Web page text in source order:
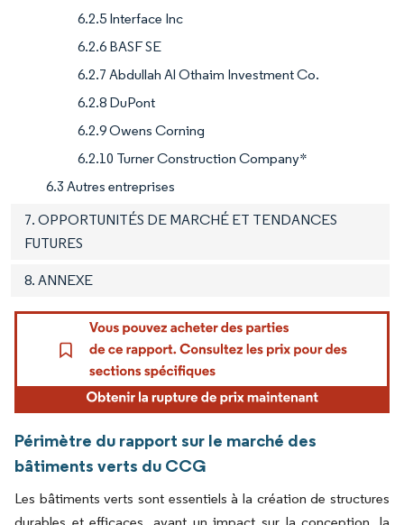
6.2.5 Interface Inc
6.2.6 BASF SE
6.2.7 Abdullah Al Othaim Investment Co.
6.2.8 DuPont
6.2.9 Owens Corning
6.2.10 Turner Construction Company*
6.3 Autres entreprises
7. OPPORTUNITÉS DE MARCHÉ ET TENDANCES
FUTURES
8. ANNEXE
Périmètre du rapport sur le marché des
bâtiments verts du CCG
Les bâtiments verts sont essentiels à la création de structures